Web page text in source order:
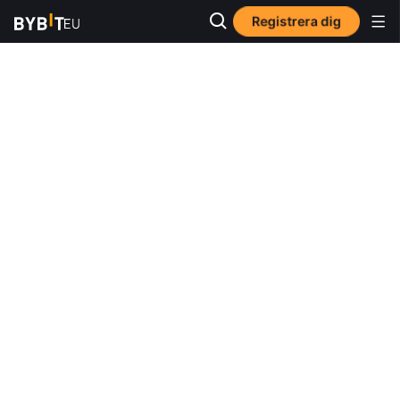
Registrera dig